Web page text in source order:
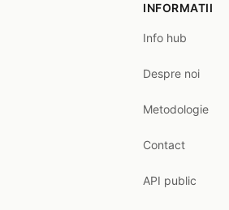
INFORMATII
Info hub
Despre noi
Metodologie
Contact
API public